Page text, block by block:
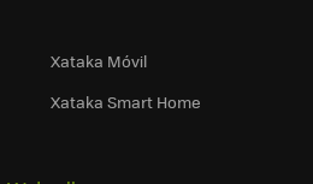
Xataka Móvil
Xataka Smart Home